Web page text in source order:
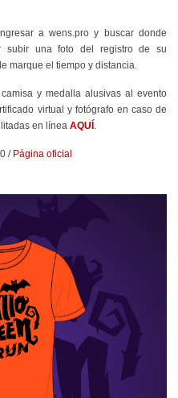
a wens.pro y buscar donde
una foto del registro de su
marque el tiempo y distancia
y medalla alusivas al evento
virtual y fotógrafo en caso de
en línea AQUÍ
/ Página oficial